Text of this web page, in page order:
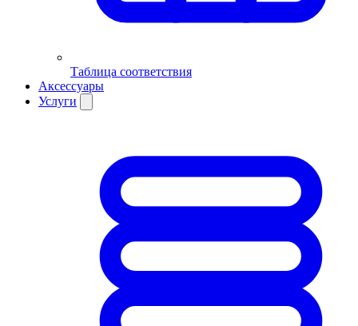
Таблица соответствия
Аксессуары
Услуги